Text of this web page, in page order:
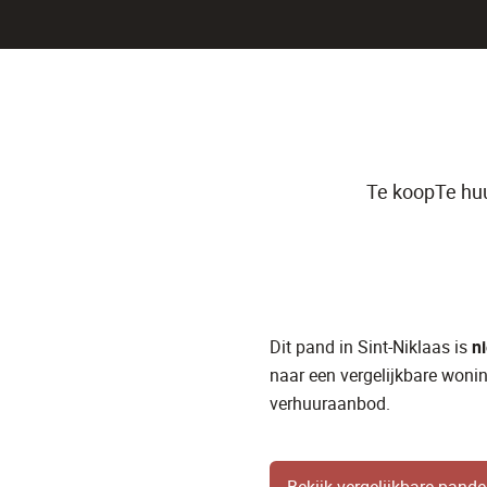
Te koopTe
Dit pand in Sint-Niklaas is
naar een vergelijkbare
verhuuraanbod.